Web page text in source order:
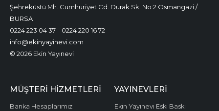
Şehreküstü Mh. Cumhuriyet Cd. Durak Sk. No:2 Osmangazi /
BURSA
0224 223 04 37
0224 220 16 72
info@ekinyayinevi.com
© 2026 Ekin Yayınevi
MÜŞTERI HIZMETLERI
Banka Hesaplarımız
YAYINEVLERI
Ekin Yayınevi Eski Baskı